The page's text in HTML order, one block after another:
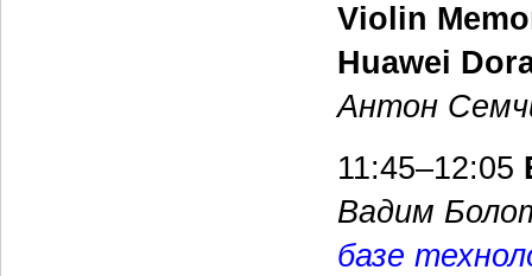
Violin
Huawei
Антон
11:45–12:05
Вадим
базе